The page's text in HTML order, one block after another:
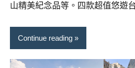
主
吳
泰
山精美紀念品等。四款超值悠遊
Continue reading